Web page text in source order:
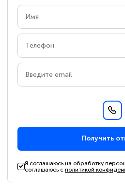
Получить
Я соглашаюсь на обработку
соглашаюсь сполитикой